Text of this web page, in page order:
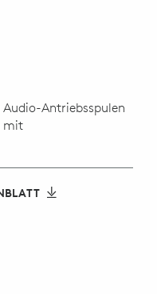
Antriebsspulen
mit